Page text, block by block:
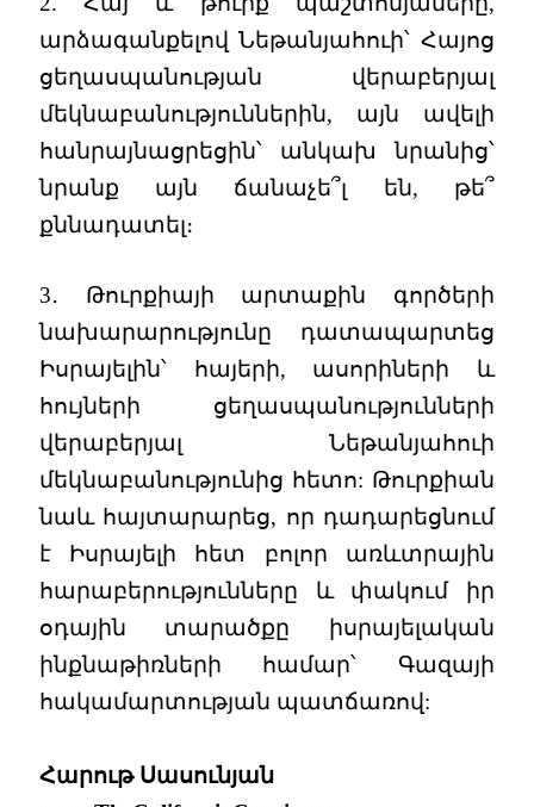
արձագանքելով Նեթանյահուի՝ Հայոց
ցեղասպանության վերաբերյալ
մեկնաբանություններին, այն ավելի
հանրայնացրեցին՝ անկախ նրանից՝
նրանք այն ճանաչե՞լ են, թե՞
քննադատել։
3․ Թուրքիայի արտաքին գործերի
նախարարությունը դատապարտեց
Իսրայելին՝ հայերի, ասորիների և
հույների ցեղասպանությունների
վերաբերյալ Նեթանյահուի
մեկնաբանությունից հետո: Թուրքիան
նաև հայտարարեց, որ դադարեցնում
է Իսրայելի հետ բոլոր առևտրային
հարաբերությունները և փակում իր
օդային տարածքը իսրայելական
ինքնաթիռների համար՝ Գազայի
հակամարտության պատճառով:
Հարութ Սասունյան